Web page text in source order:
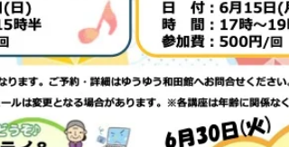
だける講座です。 【一般利用】はさざんか
ねっとによる予約が必要です。 ※一般利用
をご希望の方はさざんかねっと登録が必要
なります。 🌷7月の協働事業予定📢 「フ
レイル予防体操教室」 7月25日（木）
～16:30 最近体が思うように動かなくなっ
きたかも？疲れやすいし、元気もなくなっ